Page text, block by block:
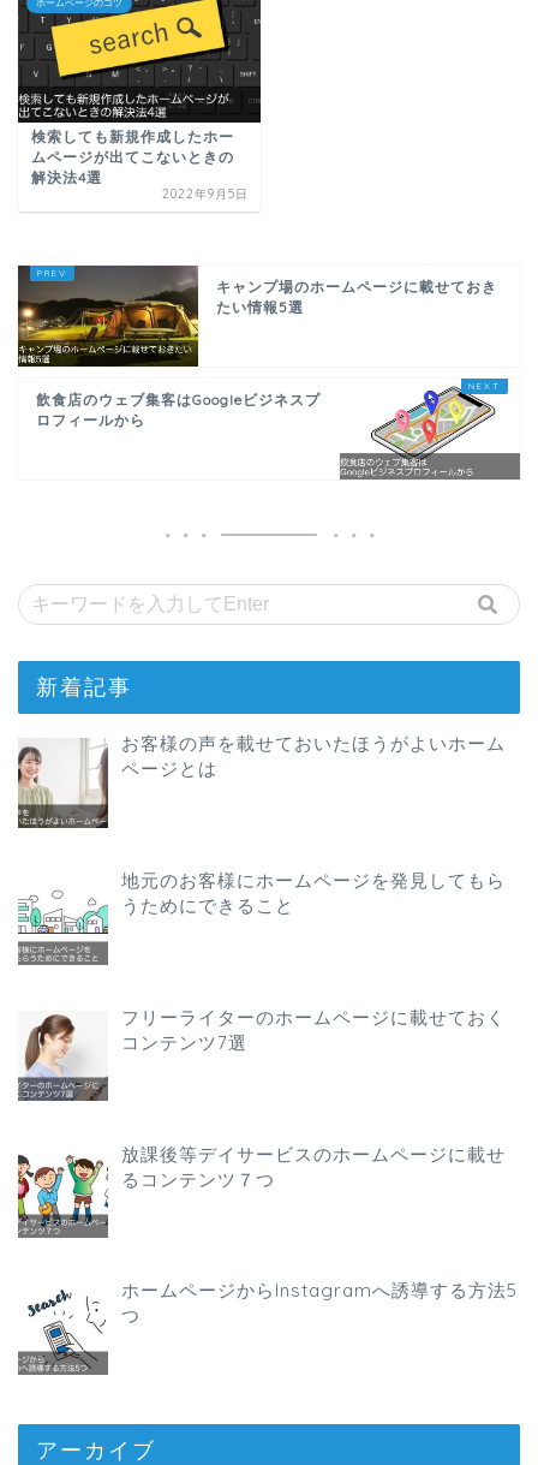
検索しても新規作成したホー
ムページが出てこないときの
解決法4選
2022年9月5日
キャンプ場のホームページに載せておき
たい情報5選
飲食店のウェブ集客はGoogleビジネスプ
ロフィールから
新着記事
お客様の声を載せておいたほうがよいホーム
ページとは
地元のお客様にホームページを発見してもら
うためにできること
フリーライターのホームページに載せておく
コンテンツ7選
放課後等デイサービスのホームページに載せ
るコンテンツ７つ
ホームページからInstagramへ誘導する方法5
つ
アーカイブ